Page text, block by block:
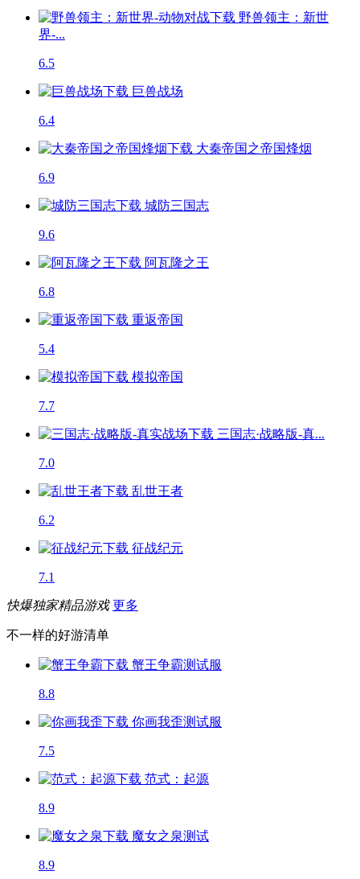
野兽领主：新世
界-...
6.5
巨兽战场
6.4
大秦帝国之帝国烽烟
6.9
城防三国志
9.6
阿瓦隆之王
6.8
重返帝国
5.4
模拟帝国
7.7
三国志·战略版-真...
7.0
乱世王者
6.2
征战纪元
7.1
快爆独家精品游戏 更多
不一样的好游清单
蟹王争霸测试服
8.8
你画我歪测试服
7.5
范式：起源
8.9
魔女之泉测试
8.9